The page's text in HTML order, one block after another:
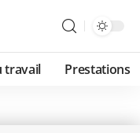
travail Prestations